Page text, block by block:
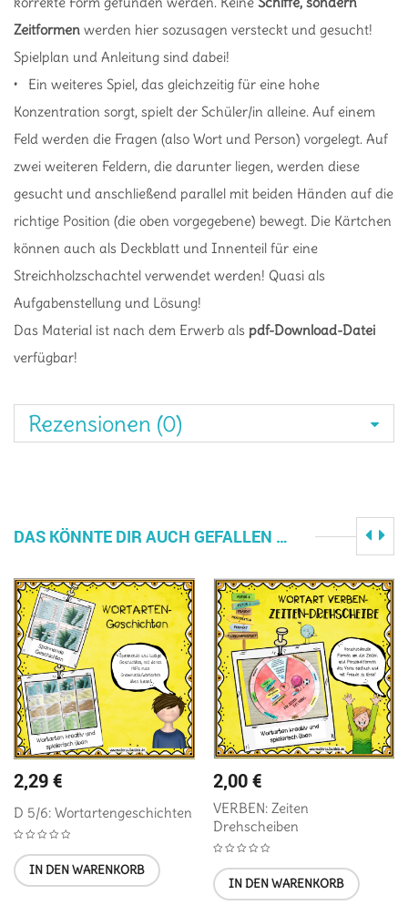
Zeitformen werden hier sozusagen versteckt und gesucht!
Spielplan und Anleitung sind dabei!
• Ein weiteres Spiel, das gleichzeitig für eine hohe
Konzentration sorgt, spielt der Schüler/in alleine. Auf einem
Feld werden die Fragen (also Wort und Person) vorgelegt. Auf
zwei weiteren Feldern, die darunter liegen, werden diese
gesucht und anschließend parallel mit beiden Händen auf die
richtige Position (die oben vorgegebene) bewegt. Die Kärtchen
können auch als Deckblatt und Innenteil für eine
Streichholzschachtel verwendet werden! Quasi als
Aufgabenstellung und Lösung!
Das Material ist nach dem Erwerb als pdf-Download-Datei
verfügbar!
Rezensionen (0)
DAS KÖNNTE DIR AUCH GEFALLEN …
2,29€
D 5/6: Wortartengeschichten
IN DEN WARENKORB
2,00€
VERBEN: Zeiten
Drehscheiben
IN DEN WARENKORB